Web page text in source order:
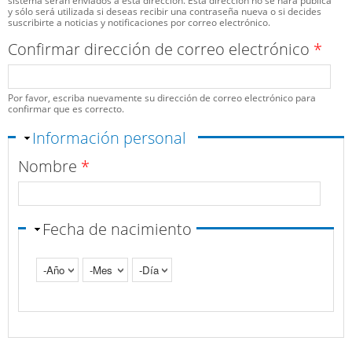
y sólo será utilizada si deseas recibir una contraseña nueva o si decides
suscribirte a noticias y notificaciones por correo electrónico.
Confirmar dirección de correo electrónico *
Por favor, escriba nuevamente su dirección de correo electrónico para
confirmar que es correcto.
Ocultar
Información personal
Nombre *
Fecha de nacimiento
Año
Mes Día